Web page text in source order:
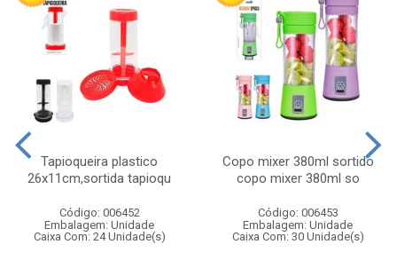
Tapioqueira plastico
26x11cm,sortida tapioqu
Código: 006452
Embalagem: Unidade
Caixa Com: 24 Unidade(s)
Copo mixer 380ml sortido
copo mixer 380ml so
Código: 006453
Embalagem: Unidade
Caixa Com: 30 Unidade(s)